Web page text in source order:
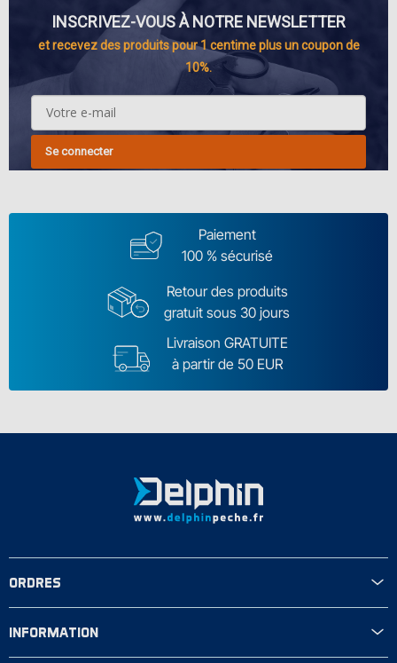
INSCRIVEZ-VOUS À NOTRE NEWSLETTER
et recevez des produits pour 1 centime plus un coupon de
10%.
Se connecter
Paiement
100 % sécurisé
Retour des produits
gratuit sous 30 jours
Livraison GRATUITE
à partir de 50 EUR
ORDRES
INFORMATION